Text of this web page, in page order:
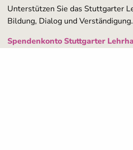
Unterstützen Sie das Stuttgarter
Bildung, Dialog und Verständigung.
Spendenkonto Stuttgarter